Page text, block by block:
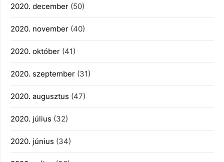
2020. december (50)
2020. november (40)
2020. október (41)
2020. szeptember (31)
2020. augusztus (47)
2020. július (32)
2020. június (34)